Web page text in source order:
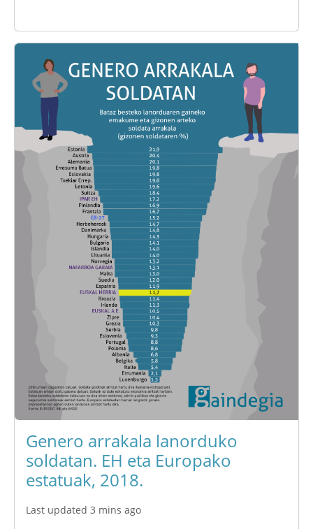
Genero arrakala lanorduko
soldatan. EH eta Europako
estatuak, 2018.
Last updated 3 mins ago